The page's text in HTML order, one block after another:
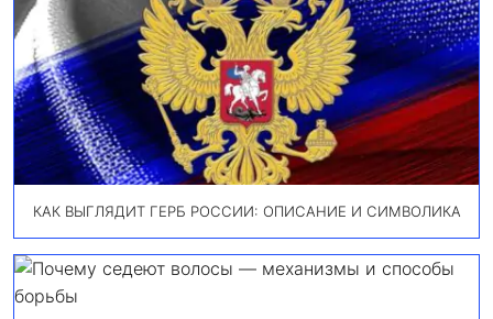
КАК ВЫГЛЯДИТ ГЕРБ РОССИИ: ОПИСАНИЕ И СИМВОЛИКА